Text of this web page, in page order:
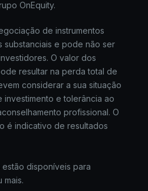
OnEquity.
de instrumentos
substanciais e pode não ser
O valor dos
resultar na perda total de
considerar a sua situação
e tolerância ao
profissional. O
é indicativo de resultados
disponíveis para
mais.